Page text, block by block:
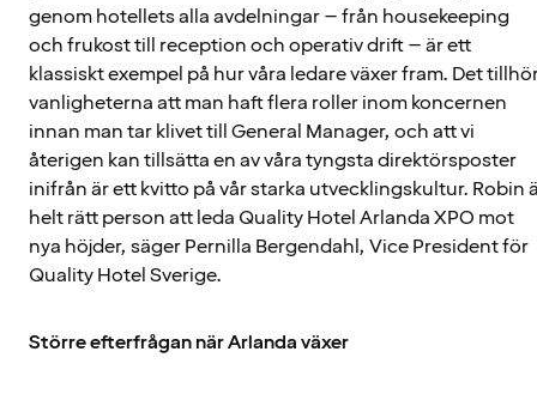
genom hotellets alla avdelningar – från housekeeping
och frukost till reception och operativ drift – är ett
klassiskt exempel på hur våra ledare växer fram. Det
vanligheterna att man haft flera roller inom koncernen
innan man tar klivet till General Manager, och att vi
återigen kan tillsätta en av våra tyngsta direktörsposter
inifrån är ett kvitto på vår starka utvecklingskultur. Robin
helt rätt person att leda Quality Hotel Arlanda XPO mot
nya höjder, säger Pernilla Bergendahl, Vice President för
Quality Hotel Sverige.
Större efterfrågan när Arlanda växer